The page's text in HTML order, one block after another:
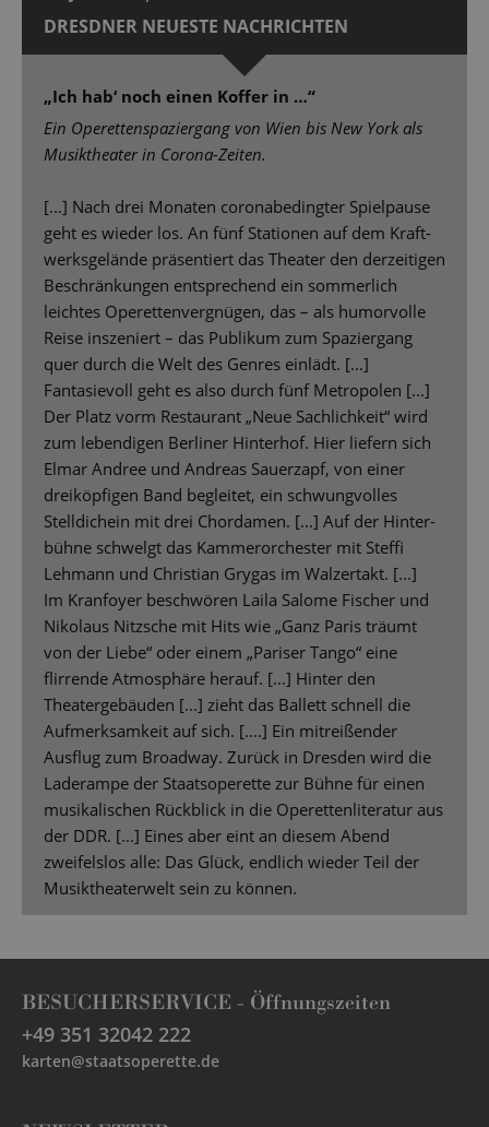
DRESDNER NEUESTE NACHRICHTEN
„Ich hab‘ noch einen Koffer in …“
Ein Operettenspaziergang von Wien bis New York als
Musiktheater in Corona-Zeiten.
[...] Nach drei Monaten coronabedingter Spielpause
geht es wieder los. An fünf Stationen auf dem Kraft-
werksgelände präsentiert das Theater den derzeitigen
Beschränkungen entsprechend ein sommerlich
leichtes Operettenvergnügen, das – als humorvolle
Reise inszeniert – das Publikum zum Spaziergang
quer durch die Welt des Genres einlädt. [...]
Fantasievoll geht es also durch fünf Metropolen [...]
Der Platz vorm Restaurant „Neue Sachlichkeit“ wird
zum lebendigen Berliner Hinterhof. Hier liefern sich
Elmar Andree und Andreas Sauerzapf, von einer
dreiköpfigen Band begleitet, ein schwungvolles
Stelldichein mit drei Chordamen. [...] Auf der Hinter-
bühne schwelgt das Kammerorchester mit Steffi
Lehmann und Christian Grygas im Walzertakt. [...]
Im Kranfoyer beschwören Laila Salome Fischer und
Nikolaus Nitzsche mit Hits wie „Ganz Paris träumt
von der Liebe“ oder einem „Pariser Tango“ eine
flirrende Atmosphäre herauf. [...] Hinter den
Theatergebäuden [...] zieht das Ballett schnell die
Aufmerksamkeit auf sich. [....] Ein mitreißender
Ausflug zum Broadway. Zurück in Dresden wird die
Laderampe der Staatsoperette zur Bühne für einen
musikalischen Rückblick in die Operettenliteratur aus
der DDR. [...] Eines aber eint an diesem Abend
zweifelslos alle: Das Glück, endlich wieder Teil der
Musiktheaterwelt sein zu können.
BESUCHERSERVICE - Öffnungszeiten
+49 351 32042 222
karten@staatsoperette.de